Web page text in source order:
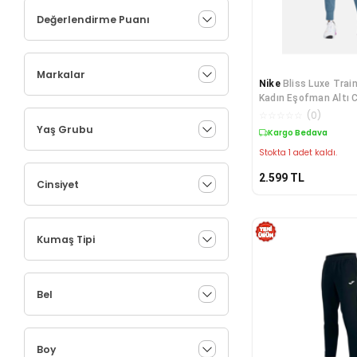
Değerlendirme Puanı
Markalar
Yaş Grubu
Cinsiyet
Kumaş Tipi
Bel
Boy
Nike Bliss Luxe
Kadın Eşofman Altı
(0)
Kargo Bedava
Stokta 1 adet kaldı.
2.599 TL